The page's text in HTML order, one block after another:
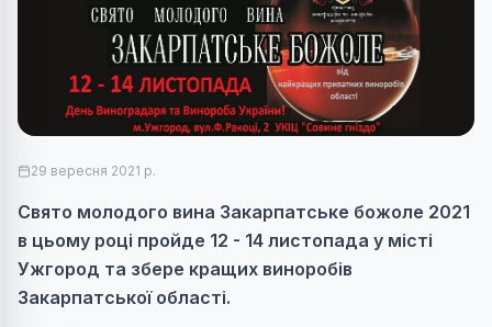
29 вересня 2021 р.
Свято молодого вина Закарпатське божоле 2021
в цьому році пройде 12 - 14 листопада у місті
Ужгород та збере кращих виноробів
Закарпатської області.